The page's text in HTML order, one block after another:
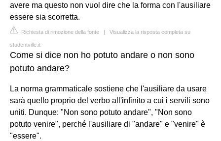
avere ma questo non vuol dire che la forma con l'ausiliare
essere sia scorretta.
Richiesta di rimozione della fonte | Visualizza la risposta completa su
studentville.it
Come si dice non ho potuto andare o non sono
potuto andare?
La norma grammaticale sostiene che l'ausiliare da usare
sarà quello proprio del verbo all'infinito a cui i servili sono
uniti. Dunque: "Non sono potuto andare", "Non sono
potuto venire", perché l'ausiliare di "andare" e "venire" è
"essere".